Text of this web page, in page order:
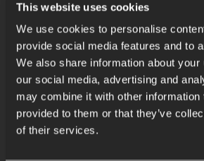
This website uses cookies
We use cookies to personalise
provide social media features and to
We also share information about
our social media, advertising and
may combine it with other information
provided to them or that they’ve
of their services.
Zusammenarbeit, Wachstum
Governance
Effizientere
mit weniger
für mehr Planbarkeit und
Entwicklungsprojekten